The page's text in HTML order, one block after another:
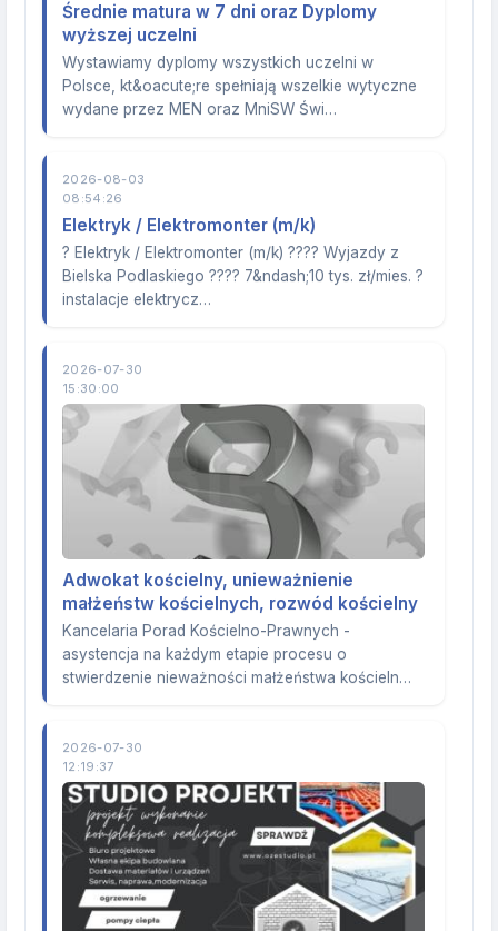
Średnie matura w 7 dni oraz Dyplomy
wyższej uczelni
Wystawiamy dyplomy wszystkich uczelni w
Polsce, kt&oacute;re spełniają wszelkie wytyczne
wydane przez MEN oraz MniSW Świ…
2026-08-03
08:54:26
Elektryk / Elektromonter (m/k)
? Elektryk / Elektromonter (m/k) ???? Wyjazdy z
Bielska Podlaskiego ???? 7&ndash;10 tys. zł/mies. ?
instalacje elektrycz…
2026-07-30
15:30:00
Adwokat kościelny, unieważnienie
małżeństw kościelnych, rozwód kościelny
Kancelaria Porad Kościelno-Prawnych -
asystencja na każdym etapie procesu o
stwierdzenie nieważności małżeństwa kościeln…
2026-07-30
12:19:37